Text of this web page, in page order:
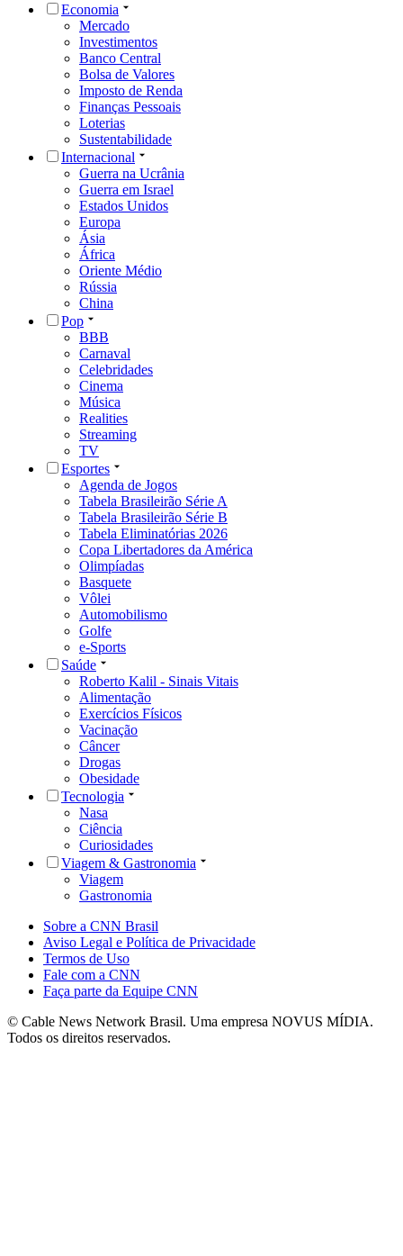
Economia
Mercado
Investimentos
Banco Central
Bolsa de Valores
Imposto de Renda
Finanças Pessoais
Loterias
Sustentabilidade
Internacional
Guerra na Ucrânia
Guerra em Israel
Estados Unidos
Europa
Ásia
África
Oriente Médio
Rússia
China
Pop
BBB
Carnaval
Celebridades
Cinema
Música
Realities
Streaming
TV
Esportes
Agenda de Jogos
Tabela Brasileirão Série A
Tabela Brasileirão Série B
Tabela Eliminatórias 2026
Copa Libertadores da América
Olimpíadas
Basquete
Vôlei
Automobilismo
Golfe
e-Sports
Saúde
Roberto Kalil - Sinais Vitais
Alimentação
Exercícios Físicos
Vacinação
Câncer
Drogas
Obesidade
Tecnologia
Nasa
Ciência
Curiosidades
Viagem & Gastronomia
Viagem
Gastronomia
Sobre a CNN Brasil
Aviso Legal e Política de Privacidade
Termos de Uso
Fale com a CNN
Faça parte da Equipe CNN
© Cable News Network Brasil. Uma empresa NOVUS MÍDIA.
Todos os direitos reservados.